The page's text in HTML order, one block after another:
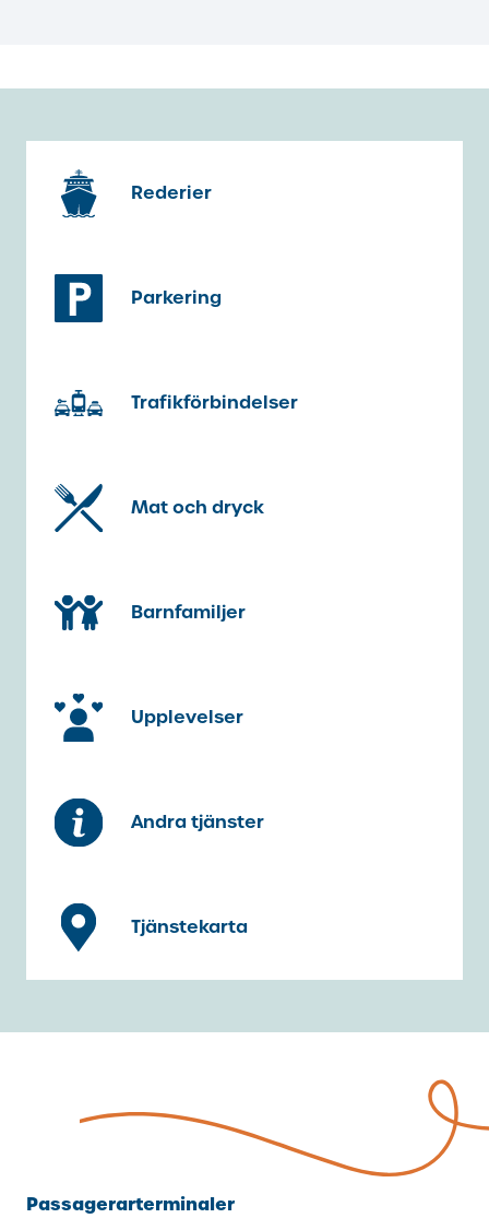
Rederier
Parkering
Trafikförbindelser
Mat och dryck
Barnfamiljer
Upplevelser
Andra tjänster
Tjänstekarta
Passagerarterminaler